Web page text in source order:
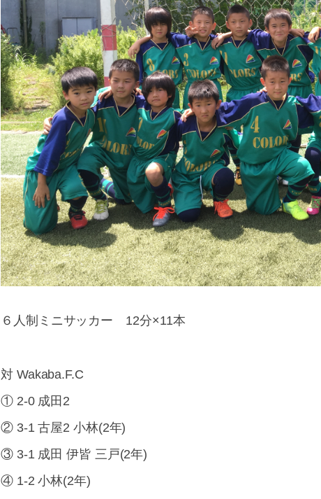
６人制ミニサッカー 12分×11本
対 Wakaba.F.C
① 2-0 成田2
② 3-1 古屋2 小林(2年)
③ 3-1 成田 伊皆 三戸(2年)
④ 1-2 小林(2年)